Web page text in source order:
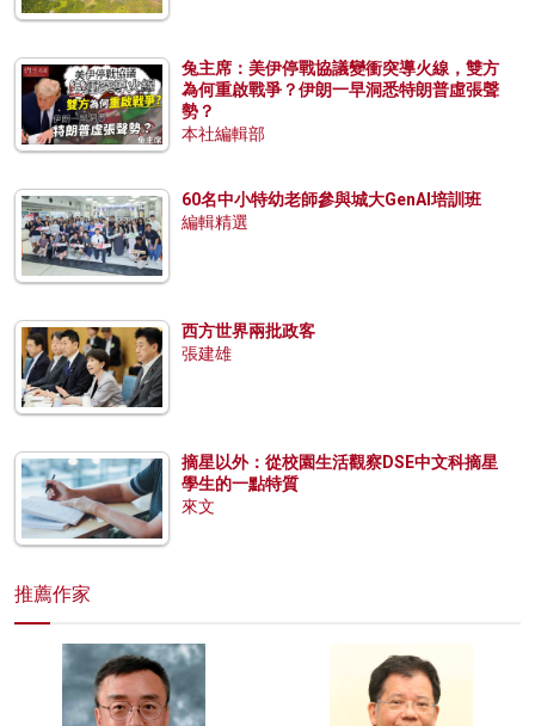
兔主席：美伊停戰協議變衝突導火線，雙方
為何重啟戰爭？伊朗一早洞悉特朗普虛張聲
勢？
本社編輯部
60名中小特幼老師參與城大GenAI培訓班
編輯精選
西方世界兩批政客
張建雄
摘星以外：從校園生活觀察DSE中文科摘星
學生的一點特質
來文
推薦作家